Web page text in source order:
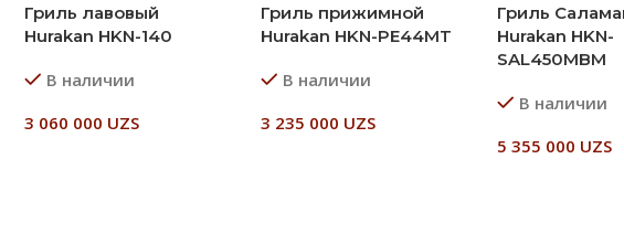
Гриль лавовый
Hurakan HKN-140
В наличии
3 060 000 UZS
Гриль прижимной
Hurakan HKN-PE44MT
В наличии
3 235 000 UZS
Гриль
Hurakan HKN-
SAL450MBM
В наличии
5 355 000 UZS